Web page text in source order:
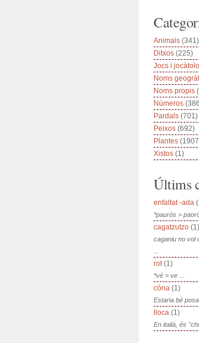
Animals (341)
Ditxos (225)
Jocs i
Noms
Noms propis
Números
Pardals (701)
Peixos (692)
Plantes
Xistos (1)
Últims
enfaltat -ada
*paurós >
cagatzutzo (1)
caganiu no vol
rot(1)
*vé > ve ...
còna (1)
Estaria bé
lloca (1)
En italià, és